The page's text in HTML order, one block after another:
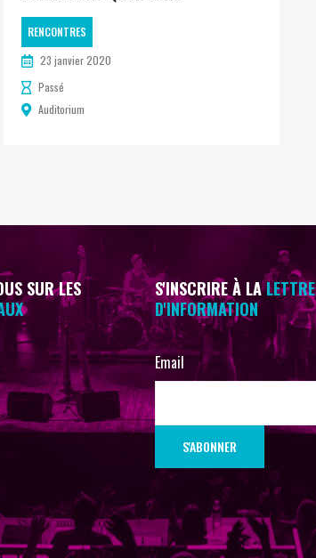
RENCONTRES
23 janvier 2020
Passé
Auditorium
SUR LES
S'INSCRIRE À LALETTRE
D'INFORMATION
Email